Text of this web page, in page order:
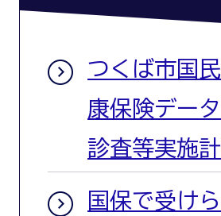
つくば市国
康保険デー
診査等実施計
国保で受け